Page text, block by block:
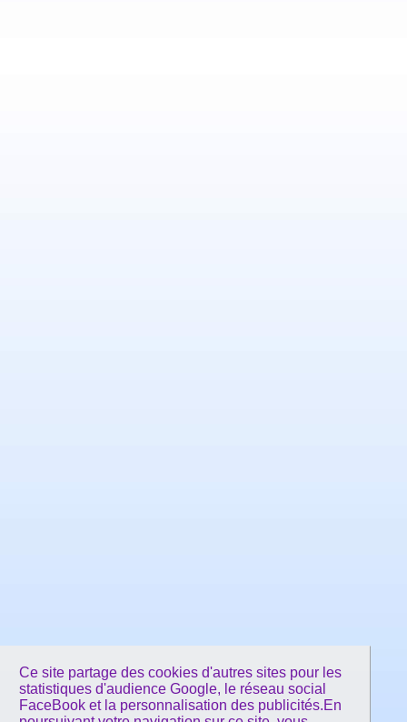
Ce site partage des cookies d'autres sites pour les
statistiques d'audience Google, le réseau social
FaceBook et la personnalisation des publicités.En